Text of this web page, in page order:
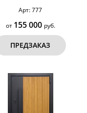
Арт: 777
от 155 000 руб.
ПРЕДЗАКАЗ